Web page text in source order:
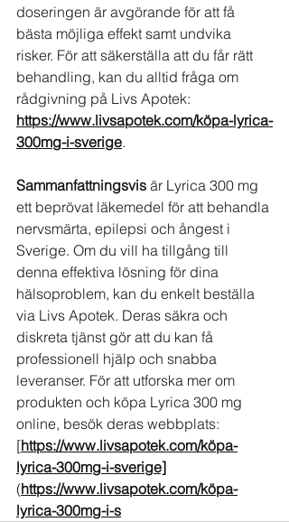
doseringen är avgörande för att få
bästa möjliga effekt samt undvika
risker. För att säkerställa att du får rätt
behandling, kan du alltid fråga om
rådgivning på Livs Apotek:
https://www.livsapotek.com/köpa-lyrica-
300mg-i-sverige.
Sammanfattningsvis är Lyrica 300 mg
ett beprövat läkemedel för att behandla
nervsmärta, epilepsi och ångest i
Sverige. Om du vill ha tillgång till
denna effektiva lösning för dina
hälsoproblem, kan du enkelt beställa
via Livs Apotek. Deras säkra och
diskreta tjänst gör att du kan få
professionell hjälp och snabba
leveranser. För att utforska mer om
produkten och köpa Lyrica 300 mg
online, besök deras webbplats:
[https://www.livsapotek.com/köpa-
lyrica-300mg-i-sverige]
(https://www.livsapotek.com/köpa-
lyrica-300mg-i-s